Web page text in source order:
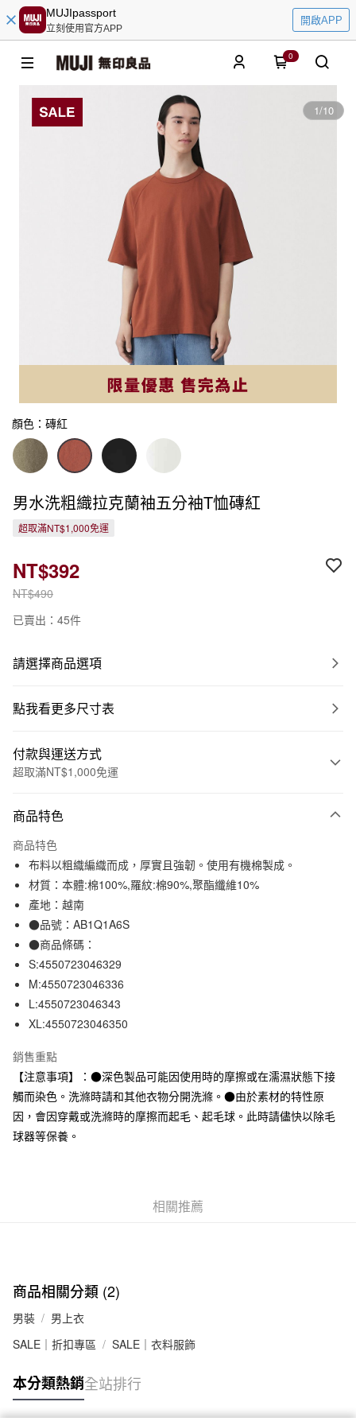
MUJIpassport
立刻使用官方APP
開啟APP
0
1/10
顏色：磚紅
男水洗粗織拉克蘭袖五分袖T恤磚紅
超取滿NT$1,000免運
NT$490
NT$392
已賣出：45件
請選擇商品選項
點我看更多尺寸表
付款與運送方式
超取滿NT$1,000免運
信用卡一次付款
信用卡分期付款
3 期 0 利率 每期NT$130
合作金庫商業銀行
華南商業銀行
上海商業儲蓄銀行
臺灣中小企業銀行
匯豐（台灣）商業銀行
聯邦商業銀行
元大商業銀行
台新國際商業銀行
台灣樂天信用卡公司
超商取貨付款
LINE Pay
Apple Pay
街口支付
悠遊付
運送方式
全家取貨付款
每筆NT$65，滿NT$1,000(含以上)免運費
付款後全家取貨
每筆NT$65，滿NT$1,000(含以上)免運費
宅配
每筆NT$150，滿NT$2,000(含以上)免運費
無印良品門市自取
商品特色
商品特色
布料以粗織編織而成，厚實且強韌。使用有機棉製成。
材質：本體:棉100%,羅紋:棉90%,聚酯纖維10%
產地：越南
●品號：AB1Q1A6S
●商品條碼：
S:4550723046329
M:4550723046336
L:4550723046343
XL:4550723046350
銷售重點
【注意事項】：●深色製品可能因使用時的摩擦或在濡濕狀態下接
觸而染色。洗滌時請和其他衣物分開洗滌。●由於素材的特性原
因，會因穿戴或洗滌時的摩擦而起毛、起毛球。此時請儘快以除毛
球器等保養。
相關推薦
商品相關分類 (2)
男裝
男上衣
SALE｜折扣專區
SALE｜衣料服飾
本分類熱銷全站排行